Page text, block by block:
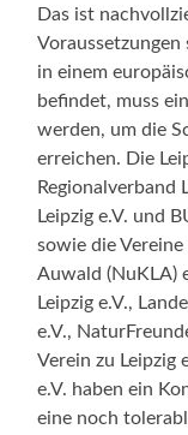
Das ist
in einem
befindet, muss
werden, um die
erreichen. Die
Regionalverband
Leipzig e.V. und
sowie die
Auwald (NuKLA)
Leipzig e.V.,
e.V.,
Verein zu Leipzig
e.V. haben ein
eine noch